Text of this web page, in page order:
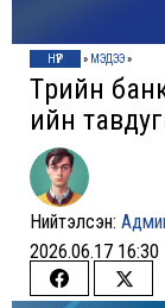
НҮҮР » МЭДЭЭ»
Төрийн
ийн
Нийтэлсэн:
2026.06.17 16:30
Share
Share